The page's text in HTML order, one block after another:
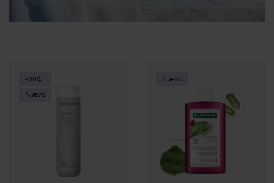
-30%
Nuevo
Nuevo